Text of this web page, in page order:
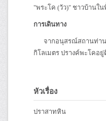
"พระโค (วัว)" ชาวบ้านใ
การเดินทาง
จากอนุสรณ์สถานท่านท้
กิโลเมตร ปรางค์พะโคอ
หัวเรื่อง
ปราสาทหิน